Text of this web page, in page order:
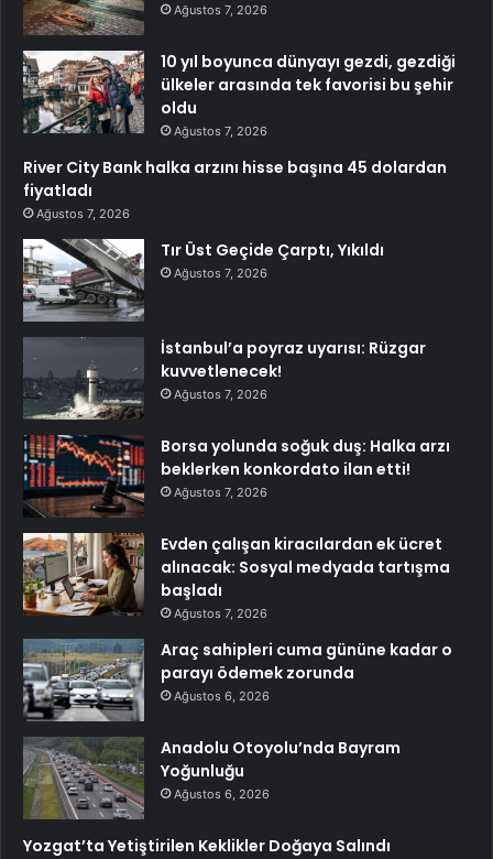
Ağustos 7, 2026
10 yıl boyunca dünyayı gezdi, gezdiği
ülkeler arasında tek favorisi bu şehir
oldu
Ağustos 7, 2026
River City Bank halka arzını hisse başına 45 dolardan
fiyatladı
Ağustos 7, 2026
Tır Üst Geçide Çarptı, Yıkıldı
Ağustos 7, 2026
İstanbul’a poyraz uyarısı: Rüzgar
kuvvetlenecek!
Ağustos 7, 2026
Borsa yolunda soğuk duş: Halka arzı
beklerken konkordato ilan etti!
Ağustos 7, 2026
Evden çalışan kiracılardan ek ücret
alınacak: Sosyal medyada tartışma
başladı
Ağustos 7, 2026
Araç sahipleri cuma gününe kadar o
parayı ödemek zorunda
Ağustos 6, 2026
Anadolu Otoyolu’nda Bayram
Yoğunluğu
Ağustos 6, 2026
Yozgat’ta Yetiştirilen Keklikler Doğaya Salındı